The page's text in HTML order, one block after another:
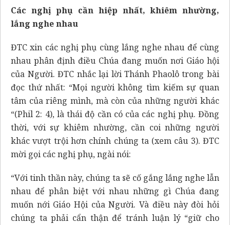
Các nghị phụ cần hiệp nhất, khiêm nhường,
lắng nghe nhau
ĐTC xin các nghị phụ cùng lắng nghe nhau để cùng
nhau phân định điều Chúa đang muốn nơi Giáo hội
của Người. ĐTC nhắc lại lời Thánh Phaolô trong bài
đọc thứ nhất: “Mọi người không tìm kiếm sự quan
tâm của riêng mình, mà còn của những người khác
“(Phil 2: 4), là thái độ cần có của các nghị phụ. Đồng
thời, với sự khiêm nhường, cần coi những người
khác vượt trội hơn chính chúng ta (xem câu 3). ĐTC
mời gọi các nghị phụ, ngài nói:
“Với tinh thần này, chúng ta sẽ cố gắng lắng nghe lẫn
nhau để phân biệt với nhau những gì Chúa đang
muốn nới Giáo Hội của Người. Và điều này đòi hỏi
chúng ta phải cẩn thận để tránh luận lý “giữ cho